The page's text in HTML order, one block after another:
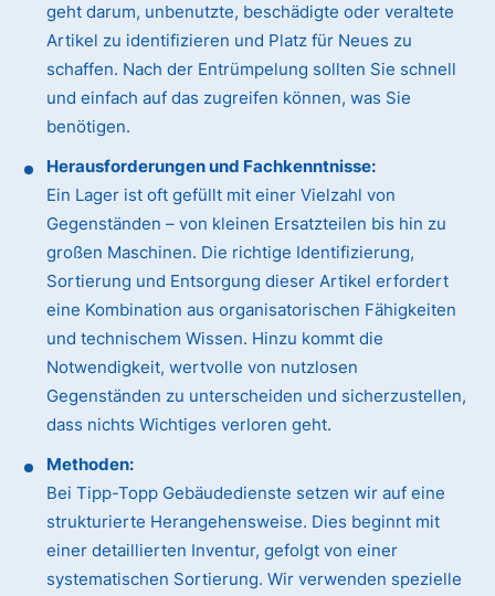
geht darum, unbenutzte, beschädigte oder veraltete
Artikel zu identifizieren und Platz für Neues zu
schaffen. Nach der Entrümpelung sollten Sie schnell
und einfach auf das zugreifen können, was Sie
benötigen.
Herausforderungen und Fachkenntnisse:
Ein Lager ist oft gefüllt mit einer Vielzahl von
Gegenständen – von kleinen Ersatzteilen bis hin zu
großen Maschinen. Die richtige Identifizierung,
Sortierung und Entsorgung dieser Artikel erfordert
eine Kombination aus organisatorischen Fähigkeiten
und technischem Wissen. Hinzu kommt die
Notwendigkeit, wertvolle von nutzlosen
Gegenständen zu unterscheiden und sicherzustellen,
dass nichts Wichtiges verloren geht.
Methoden:
Bei Tipp-Topp Gebäudedienste setzen wir auf eine
strukturierte Herangehensweise. Dies beginnt mit
einer detaillierten Inventur, gefolgt von einer
systematischen Sortierung. Wir verwenden spezielle